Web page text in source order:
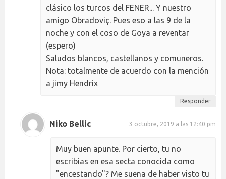
clásico los turcos del FENER... Y nuestro
amigo Obradoviç. Pues eso a las 9 de la
noche y con el coso de Goya a reventar
(espero)
Saludos blancos, castellanos y comuneros.
Nota: totalmente de acuerdo con la mención
a jimy Hendrix
Responder
Niko Bellic 3 octubre, 2019 a las 12:40 pm
Muy buen apunte. Por cierto, tu no
escribias en esa secta conocida como
"encestando"? Me suena de haber visto tu